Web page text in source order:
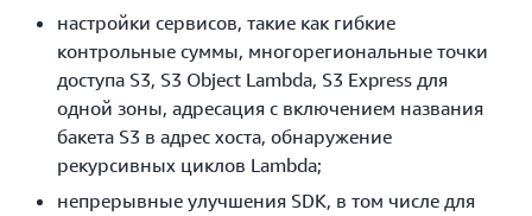
настройки сервисов, такие как гибкие
контрольные суммы, многорегиональные точки
доступа S3, S3 Object Lambda, S3 Express для
одной зоны, адресация с включением названия
бакета S3 в адрес хоста, обнаружение
рекурсивных циклов Lambda;
непрерывные улучшения SDK, в том числе для